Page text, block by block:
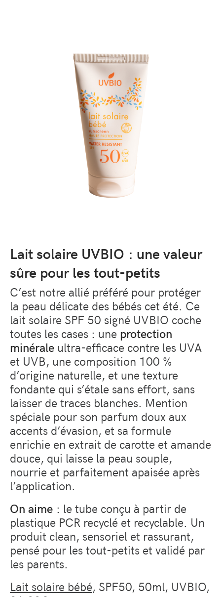
Lait solaire UVBIO : une valeur
sûre pour les tout-petits
C’est notre allié préféré pour protéger
la peau délicate des bébés cet été. Ce
lait solaire SPF 50 signé UVBIO coche
toutes les cases : une protection
minérale ultra-efficace contre les UVA
et UVB, une composition 100 %
d’origine naturelle, et une texture
fondante qui s’étale sans effort, sans
laisser de traces blanches. Mention
spéciale pour son parfum doux aux
accents d’évasion, et sa formule
enrichie en extrait de carotte et amande
douce, qui laisse la peau souple,
nourrie et parfaitement apaisée après
l’application.
On aime : le tube conçu à partir de
plastique PCR recyclé et recyclable. Un
produit clean, sensoriel et rassurant,
pensé pour les tout-petits et validé par
les parents.
Lait solaire bébé, SPF50, 50ml, UVBIO,